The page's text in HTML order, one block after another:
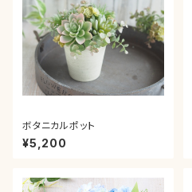
ボタニカルポット
¥5,200